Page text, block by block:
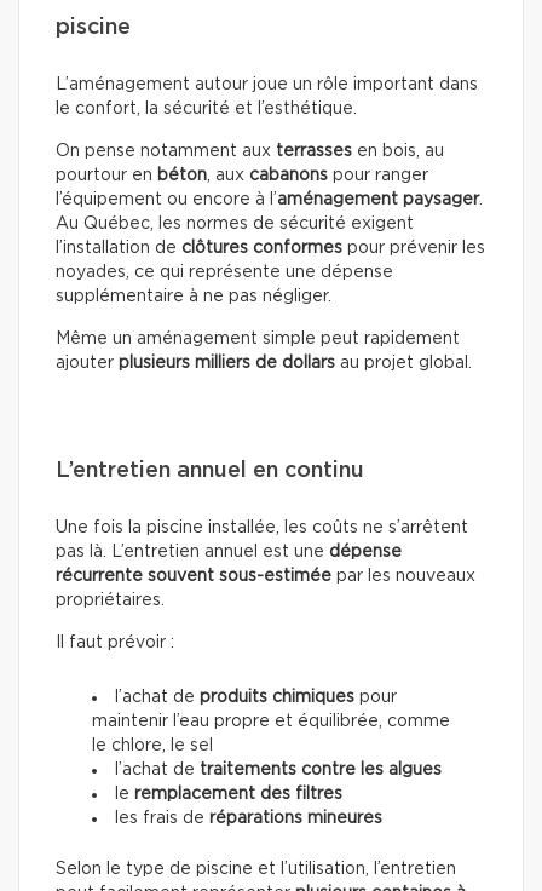
piscine
L’aménagement autour joue un rôle important dans
le confort, la sécurité et l’esthétique.
On pense notamment aux terrasses en bois, au
pourtour en béton, aux cabanons pour ranger
l’équipement ou encore à l’aménagement paysager.
Au Québec, les normes de sécurité exigent
l’installation de clôtures conformes pour prévenir les
noyades, ce qui représente une dépense
supplémentaire à ne pas négliger.
Même un aménagement simple peut rapidement
ajouter plusieurs milliers de dollars au projet global.
L’entretien annuel en continu
Une fois la piscine installée, les coûts ne s’arrêtent
pas là. L’entretien annuel est une dépense
récurrente souvent sous-estimée par les nouveaux
propriétaires.
Il faut prévoir :
l’achat de produits chimiques pour
maintenir l’eau propre et équilibrée, comme
le chlore, le sel
l’achat de traitements contre les algues
le remplacement des filtres
les frais de réparations mineures
Selon le type de piscine et l’utilisation, l’entretien